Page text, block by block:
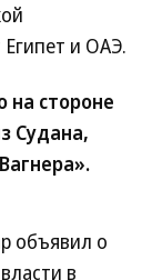
и ОАЭ.
на стороне
Судана,
объявил о
в